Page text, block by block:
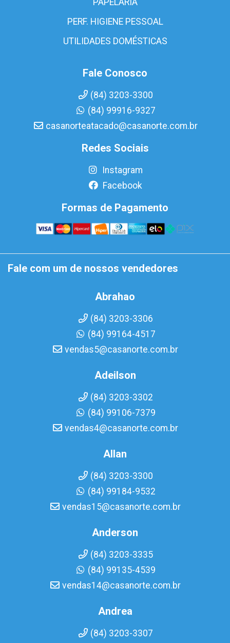
PAPELARIA
PERF. HIGIENE PESSOAL
UTILIDADES DOMÉSTICAS
Fale Conosco
(84) 3203-3300
(84) 99916-9327
casanorteatacado@casanorte.com.br
Redes Sociais
Instagram
Facebook
Formas de Pagamento
Fale com um de nossos vendedores
Abrahao
(84) 3203-3306
(84) 99164-4517
vendas5@casanorte.com.br
Adeilson
(84) 3203-3302
(84) 99106-7379
vendas4@casanorte.com.br
Allan
(84) 3203-3300
(84) 99184-9532
vendas15@casanorte.com.br
Anderson
(84) 3203-3335
(84) 99135-4539
vendas14@casanorte.com.br
Andrea
(84) 3203-3307